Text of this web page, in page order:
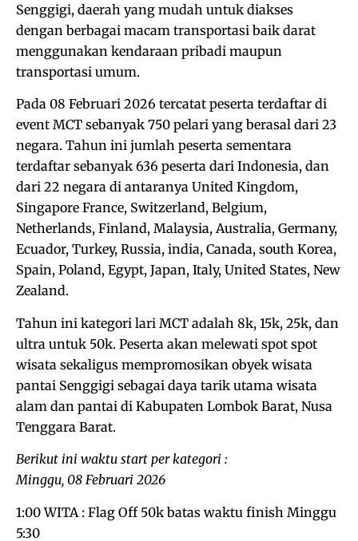
Senggigi, daerah yang mudah untuk diakses
dengan berbagai macam transportasi baik darat
menggunakan kendaraan pribadi maupun
transportasi umum.
Pada 08 Februari 2026 tercatat peserta terdaftar di
event MCT sebanyak 750 pelari yang berasal dari 23
negara. Tahun ini jumlah peserta sementara
terdaftar sebanyak 636 peserta dari Indonesia, dan
dari 22 negara di antaranya United Kingdom,
Singapore France, Switzerland, Belgium,
Netherlands, Finland, Malaysia, Australia, Germany,
Ecuador, Turkey, Russia, india, Canada, south Korea,
Spain, Poland, Egypt, Japan, Italy, United States, New
Zealand.
Tahun ini kategori lari MCT adalah 8k, 15k, 25k, dan
ultra untuk 50k. Peserta akan melewati spot spot
wisata sekaligus mempromosikan obyek wisata
pantai Senggigi sebagai daya tarik utama wisata
alam dan pantai di Kabupaten Lombok Barat, Nusa
Tenggara Barat.
Berikut ini waktu start per kategori :
Minggu, 08 Februari 2026
1:00 WITA : Flag Off 50k batas waktu finish Minggu
5:30